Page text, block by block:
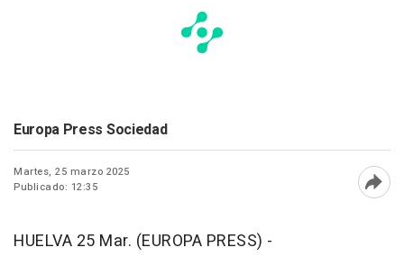
Europa Press Sociedad
Martes, 25 marzo 2025
Publicado: 12:35
HUELVA 25 Mar. (EUROPA PRESS) -